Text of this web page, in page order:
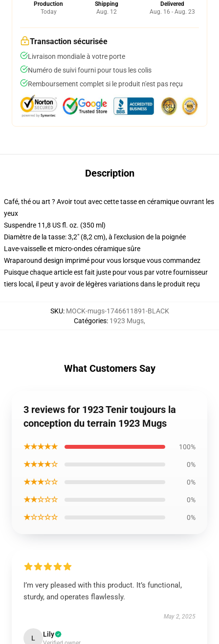
Production
Today
Shipping
Aug. 12
Delivered
Aug. 16 - Aug. 23
Transaction sécurisée
Livraison mondiale à votre porte
Numéro de suivi fourni pour tous les colis
Remboursement complet si le produit n'est pas reçu
Description
Café, thé ou art ? Avoir tout avec cette tasse en céramique ouvrant les
yeux
Suspendre 11,8 US fl. oz. (350 ml)
Diamètre de la tasse: 3,2" (8,2 cm), à l'exclusion de la poignée
Lave-vaisselle et micro-ondes céramique sûre
Wraparound design imprimé pour vous lorsque vous commandez
Puisque chaque article est fait juste pour vous par votre fournisseur
tiers local, il peut y avoir de légères variations dans le produit reçu
SKU: MOCK-mugs-1746611891-BLACK
Catégories: 1923 Mugs,
What Customers Say
3 reviews for 1923 Tenir toujours la
conception du terrain 1923 Mugs
★★★★★ 100%
★★★★☆ 0%
★★★☆☆ 0%
★★☆☆☆ 0%
★☆☆☆☆ 0%
I’m very pleased with this product. It’s functional,
sturdy, and operates flawlessly.
May 2, 2025
L Lily